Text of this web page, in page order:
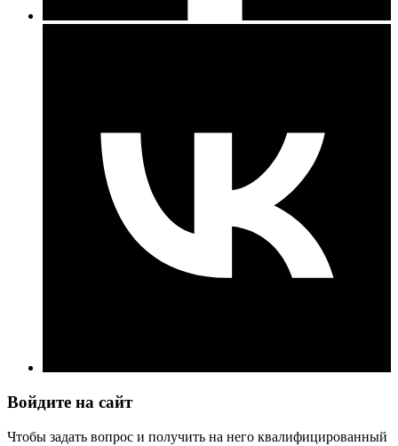
Войдите на сайт
Чтобы задать вопрос и получить на него квалифицированный